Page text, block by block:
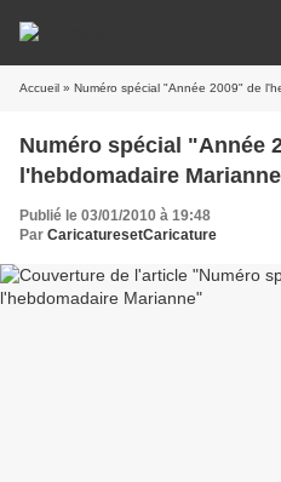
Accueil » Numéro spécial "Année 2009" de
Numéro spécial "Année
l'hebdomadaire Marianne
Publié le 03/01/2010 à 19:48
Par CaricaturesetCaricature